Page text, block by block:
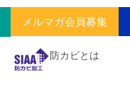
メルマガ会員募集
防カビとは